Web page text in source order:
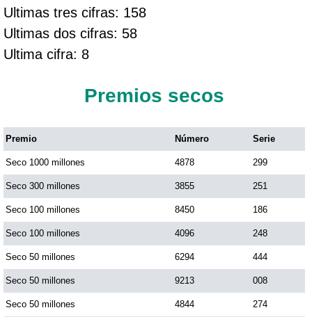
Ultimas tres cifras: 158
Ultimas dos cifras: 58
Ultima cifra: 8
Premios secos
Premio Número Serie
Seco 1000 millones 4878 299
Seco 300 millones 3855 251
Seco 100 millones 8450 186
Seco 100 millones 4096 248
Seco 50 millones 6294 444
Seco 50 millones 9213 008
Seco 50 millones 4844 274